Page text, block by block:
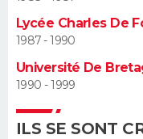
Alimentation
Guide de la santé
Maladies
Médicaments
Sommeil
VOYAGE
Destinations
City break
Voyage nature
Voyage de noces
Forum
Climat
+
PHOTO
GUIDES D'ACHAT
Lycée Charles De
1987 - 1990
Université De
1990 - 1999
ILS SE SONT